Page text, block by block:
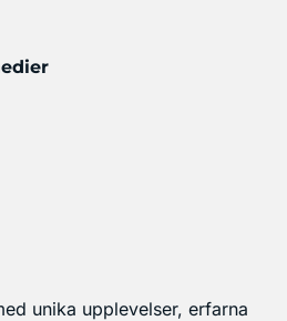
unika upplevelser, erfarna